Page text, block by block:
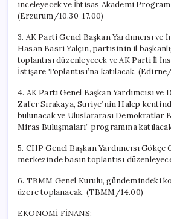
inceleyecek ve İhtisas Akademi
(Erzurum/10.30-17.00)
3. AK Parti Genel Başkan Yardımcısı ve
Hasan Basri Yalçın, partisinin il
toplantısı düzenleyecek ve AK Parti İl
İstişare Toplantısı’na katılacak.
4. AK Parti Genel Başkan Yardımcısı ve
Zafer Sırakaya, Suriye’nin Halep
bulunacak ve Uluslararası Demokratlar
Miras Buluşmaları” programına
5. CHP Genel Başkan Yardımcısı
merkezinde basın toplantısı
6. TBMM Genel Kurulu, gündemindeki
üzere toplanacak. (TBMM/14.00)
EKONOMİ FİNANS: